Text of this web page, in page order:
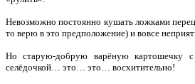
Невозможно постоянно кушать ложками
то верю в это предположение) и вовсе
Но старую-добрую варёную картошечку
селёдочкой… это… это… восхитительно!